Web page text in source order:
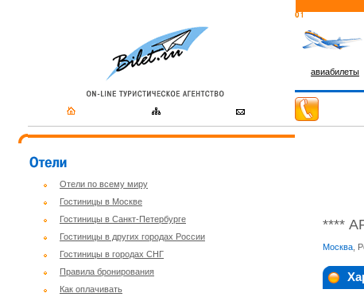
авиабилеты
Отели по всему миру
Гостиницы в Москве
Гостиницы в Санкт-Петербурге
Гостиницы в других городах России
Гостиницы в городах СНГ
Правила бронирования
Как оплачивать
****
Москва